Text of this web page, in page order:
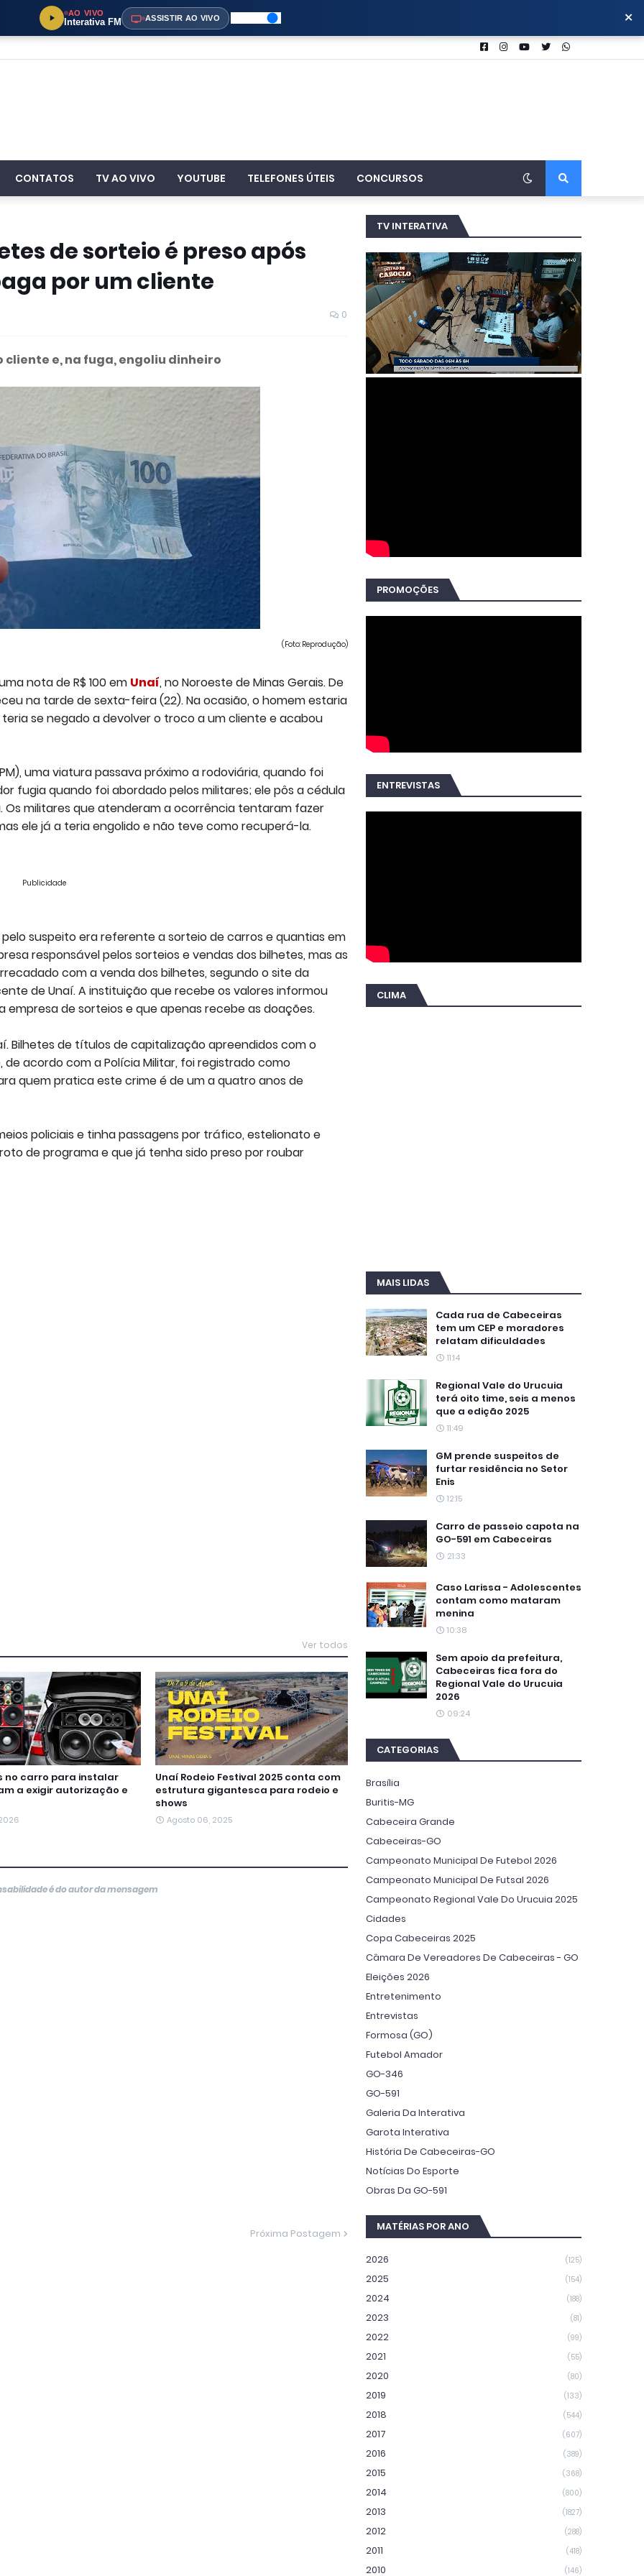
AO VIVO
Interativa FM ASSISTIR AO VIVO ×
CONTATOS TV AO VIVO YOUTUBE TELEFONES ÚTEIS CONCURSOS
de sorteio é preso após
por um cliente
0
e, na fuga, engoliu dinheiro
(Foto: Reprodução)
nota de R$ 100 em Unaí, no Noroeste de Minas Gerais. De
na tarde de sexta-feira (22). Na ocasião, o homem estaria
se negado a devolver o troco a um cliente e acabou
uma viatura passava próximo a rodoviária, quando foi
fugia quando foi abordado pelos militares; ele pôs a cédula
Os militares que atenderam a ocorrência tentaram fazer
ele já a teria engolido e não teve como recuperá-la.
Publicidade
suspeito era referente a sorteio de carros e quantias em
responsável pelos sorteios e vendas dos bilhetes, mas as
com a venda dos bilhetes, segundo o site da
de Unaí. A instituição que recebe os valores informou
de sorteios e que apenas recebe as doações.
Bilhetes de títulos de capitalização apreendidos com o
acordo com a Polícia Militar, foi registrado como
quem pratica este crime é de um a quatro anos de
policiais e tinha passagens por tráfico, estelionato e
de programa e que já tenha sido preso por roubar
Ver todos
no carro para instalar
a exigir autorização e
Unaí Rodeio Festival 2025 conta com
estrutura gigantesca para rodeio e
shows
Agosto 06, 2025
é do autor da mensagem
Próxima Postagem
TV INTERATIVA
PROMOÇÕES
ENTREVISTAS
CLIMA
MAIS LIDAS
Cada rua de Cabeceiras
tem um CEP e moradores
relatam dificuldades
11:14
Regional Vale do Urucuia
terá oito time, seis a menos
que a edição 2025
11:49
GM prende suspeitos de
furtar residência no Setor
Enis
12:15
Carro de passeio capota na
GO-591 em Cabeceiras
21:33
Caso Larissa - Adolescentes
contam como mataram
menina
10:38
Sem apoio da prefeitura,
Cabeceiras fica fora do
Regional Vale do Urucuia
2026
09:24
CATEGORIAS
Brasília
Buritis-MG
Cabeceira Grande
Cabeceiras-GO
Campeonato Municipal De Futebol 2026
Campeonato Municipal De Futsal 2026
Campeonato Regional Vale Do Urucuia 2025
Cidades
Copa Cabeceiras 2025
Câmara De Vereadores De Cabeceiras - GO
Eleições 2026
Entretenimento
Entrevistas
Formosa (GO)
Futebol Amador
GO-346
GO-591
Galeria Da Interativa
Garota Interativa
História De Cabeceiras-GO
Notícias Do Esporte
Obras Da GO-591
MATÉRIAS POR ANO
2026 (125)
2025 (154)
2024 (188)
2023 (81)
2022 (99)
2021 (55)
2020 (80)
2019 (133)
2018 (544)
2017 (607)
2016 (389)
2015 (368)
2014 (800)
2013 (1827)
2012 (288)
2011 (418)
2010 (146)